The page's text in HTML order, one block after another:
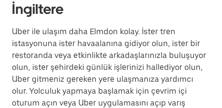
İngiltere
Uber ile ulaşım daha Elmdon kolay. İster tren
istasyonuna ister havaalanına gidiyor olun, ister bir
restoranda veya etkinlikte arkadaşlarınızla buluşuyor
olun, ister şehirdeki günlük işlerinizi hallediyor olun,
Uber gitmeniz gereken yere ulaşmanıza yardımcı
olur. Yolculuk yapmaya başlamak için çevrim içi
oturum açın veya Uber uygulamasını açıp varış